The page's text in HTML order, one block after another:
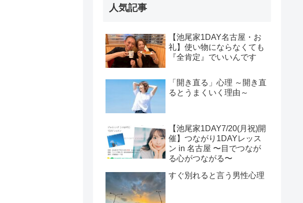
人気記事
【池尾家1DAY名古屋・お
礼】使い物にならなくても
『全肯定』でいいんです
「開き直る」心理 ～開き直
るとうまくいく理由～
【池尾家1DAY7/20(月祝)開
催】つながり1DAYレッス
ン in 名古屋 〜目でつなが
る心がつながる〜
すぐ別れると言う男性心理